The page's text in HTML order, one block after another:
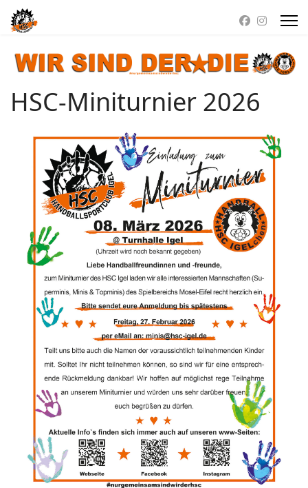
HSC-Miniturnier 2026